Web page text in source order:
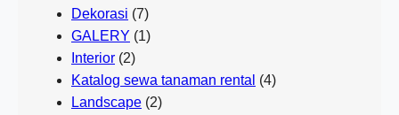
Dekorasi (7)
GALERY (1)
Interior (2)
Katalog sewa tanaman rental (4)
Landscape (2)